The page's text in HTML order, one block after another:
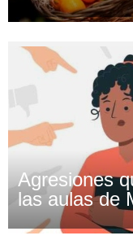
Agresiones
las aulas de